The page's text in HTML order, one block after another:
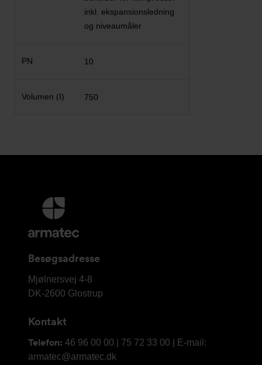
inkl. ekspansionsledning
og niveaumåler
10
750
Yderligere
information
og
Besøgsadresse
Armatec
A/S
Mjølnersvej 4-8
DK-2600 Glostrup
Kontakt
Telefon: 46 96 00 00 | 75 72 33 00 | E-mail:
armatec@armatec.dk